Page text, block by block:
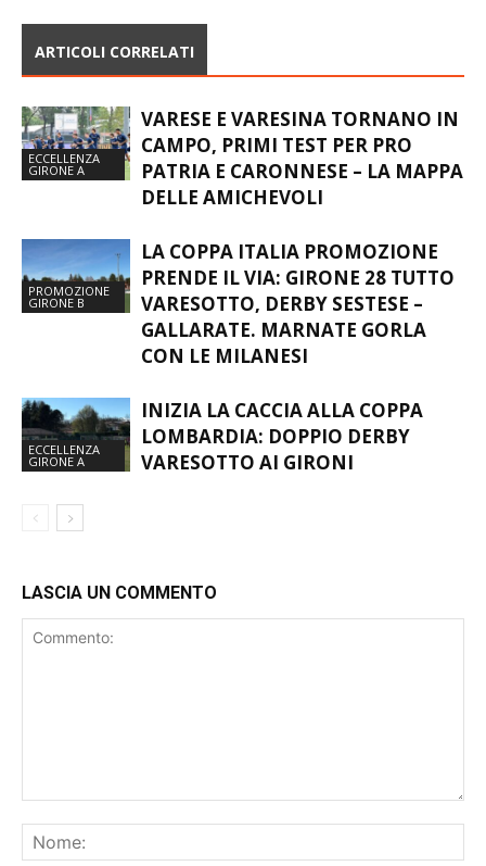
ARTICOLI CORRELATI
ECCELLENZA
GIRONE A
VARESE E VARESINA TORNANO IN
CAMPO, PRIMI TEST PER PRO
PATRIA E CARONNESE – LA MAPPA
DELLE AMICHEVOLI
PROMOZIONE
GIRONE B
LA COPPA ITALIA PROMOZIONE
PRENDE IL VIA: GIRONE 28 TUTTO
VARESOTTO, DERBY SESTESE –
GALLARATE. MARNATE GORLA
CON LE MILANESI
ECCELLENZA
GIRONE A
INIZIA LA CACCIA ALLA COPPA
LOMBARDIA: DOPPIO DERBY
VARESOTTO AI GIRONI
LASCIA UN COMMENTO